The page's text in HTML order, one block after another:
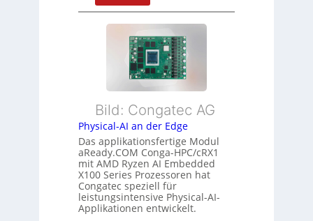
u
s
t
a
n
d
ü
b
e
r
w
a
c
h
r
m
e
h
r
i
s
t
u
n
g
F
l
e
x
i
b
e
E
t
h
e
r
c
a
Bild: Congatec AG
Physical-AI an der Edge
Das applikationsfertige Modul
aReady.COM Conga-HPC/cRX1
mit AMD Ryzen AI Embedded
X100 Series Prozessoren hat
Congatec speziell für
leistungsintensive Physical-AI-
Applikationen entwickelt.